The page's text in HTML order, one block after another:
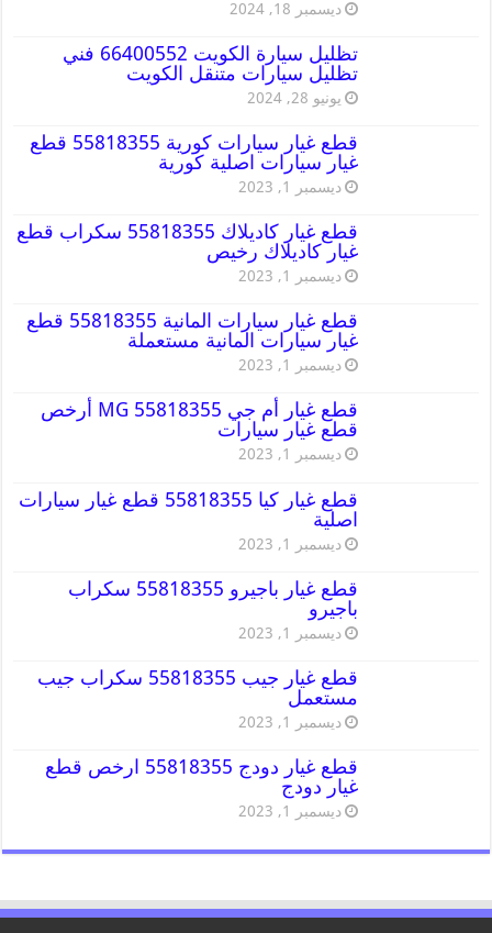
ديسمبر 18, 2024
تظليل سيارة الكويت 66400552 فني
تظليل سيارات متنقل الكويت
يونيو 28, 2024
قطع غيار سيارات كورية 55818355 قطع
غيار سيارات اصلية كورية
ديسمبر 1, 2023
قطع غيار كاديلاك 55818355 سكراب قطع
غيار كاديلاك رخيص
ديسمبر 1, 2023
قطع غيار سيارات المانية 55818355 قطع
غيار سيارات المانية مستعملة
ديسمبر 1, 2023
قطع غيار أم جي MG 55818355 أرخص
قطع غيار سيارات
ديسمبر 1, 2023
قطع غيار كيا 55818355 قطع غيار سيارات
اصلية
ديسمبر 1, 2023
قطع غيار باجيرو 55818355 سكراب
باجيرو
ديسمبر 1, 2023
قطع غيار جيب 55818355 سكراب جيب
مستعمل
ديسمبر 1, 2023
قطع غيار دودج 55818355 ارخص قطع
غيار دودج
ديسمبر 1, 2023